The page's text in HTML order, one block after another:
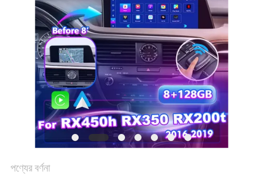
PRIVACY
POLICY
পণ্যের বর্ণনা